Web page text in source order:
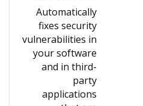
Automatically
fixes security
vulnerabilities in
your software
and in third-
party
applications